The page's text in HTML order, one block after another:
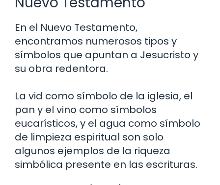
En el Nuevo Testamento,
encontramos numerosos tipos y
símbolos que apuntan a Jesucristo y
su obra redentora.
La vid como símbolo de la iglesia, el
pan y el vino como símbolos
eucarísticos, y el agua como símbolo
de limpieza espiritual son solo
algunos ejemplos de la riqueza
simbólica presente en las escrituras.